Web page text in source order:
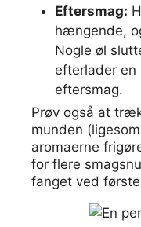
Eftersmag:
hængende,
Nogle øl
efterlader en
eftersmag.
Prøv også at
munden
aromaerne
for flere
fanget ved